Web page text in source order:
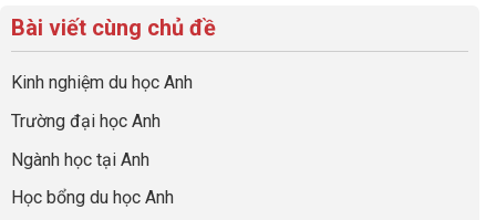
sự
nghiệp
hiệu
quả
của
cha
thông
bộ
hồ
sơ
du
học
“Dày
hoạt
động
nhưng
thiếu
năng
Việc
Biến
Đoạn
Visa
“Bước
luận
ở
Hiểu
đúng
nghề
và
ngành:
Bí
quyết
Bài viết cùng chủ đề
Kinh nghiệm du học Anh
Trường đại học Anh
Ngành học tại Anh
Học bổng du học Anh